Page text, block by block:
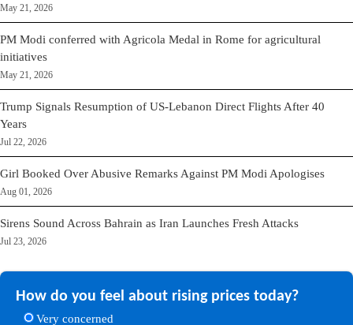
May 21, 2026
PM Modi conferred with Agricola Medal in Rome for agricultural
initiatives
May 21, 2026
Trump Signals Resumption of US-Lebanon Direct Flights After 40
Years
Jul 22, 2026
Girl Booked Over Abusive Remarks Against PM Modi Apologises
Aug 01, 2026
Sirens Sound Across Bahrain as Iran Launches Fresh Attacks
Jul 23, 2026
How do you feel about rising prices today?
Very concerned